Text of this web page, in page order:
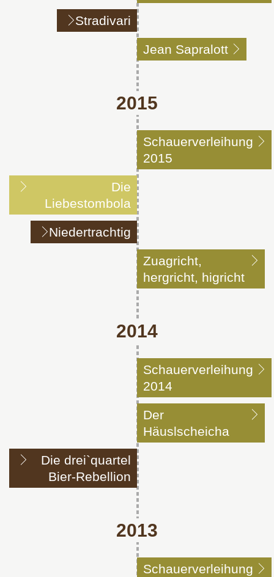
Stradivari
Jean Sapralott
2015
Schauerverleihung
2015
Die
Liebestombola
Niedertrachtig
Zuagricht,
hergricht, higricht
2014
Schauerverleihung
2014
Der
Häuslscheicha
Die drei`quartel
Bier-Rebellion
2013
Schauerverleihung